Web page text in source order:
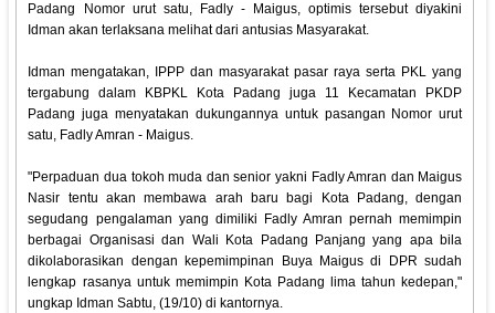
Padang Nomor urut satu, Fadly - Maigus, optimis tersebut diyakini
Idman akan terlaksana melihat dari antusias Masyarakat.
Idman mengatakan, IPPP dan masyarakat pasar raya serta PKL yang
tergabung dalam KBPKL Kota Padang juga 11 Kecamatan PKDP
Padang juga menyatakan dukungannya untuk pasangan Nomor urut
satu, Fadly Amran - Maigus.
"Perpaduan dua tokoh muda dan senior yakni Fadly Amran dan Maigus
Nasir tentu akan membawa arah baru bagi Kota Padang, dengan
segudang pengalaman yang dimiliki Fadly Amran pernah memimpin
berbagai Organisasi dan Wali Kota Padang Panjang yang apa bila
dikolaborasikan dengan kepemimpinan Buya Maigus di DPR sudah
lengkap rasanya untuk memimpin Kota Padang lima tahun kedepan,"
ungkap Idman Sabtu, (19/10) di kantornya.